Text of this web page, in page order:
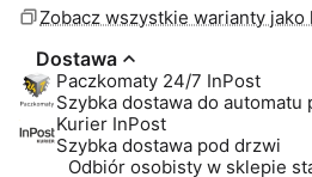
Zobacz wszystkie warianty jako
Dostawa
Paczkomaty 24/7 InPost
Szybka dostawa do automatu
Kurier InPost
Szybka dostawa pod drzwi
Odbiór osobisty w sklepie